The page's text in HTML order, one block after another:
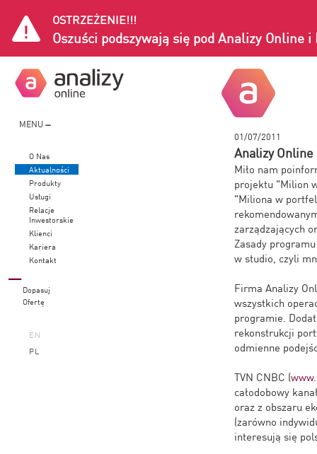
OSTRZEŻENIE!!!
Oszuści podszywają się pod Analizy Online i
MENU
O Nas
Aktualności
Produkty
Usługi
Relacje
Inwestorskie
Klienci
Kariera
Kontakt
Dopasuj
Ofertę
EN
PL
01/07/2011
Analizy
Miło nam
projektu "Milion
"Miliona w
zarządzających
Zasady
w studio, czyli
Firma Analizy
wszystkich
programie.
rekonstrukcji
odmienne
TVN CNBC (
całodobowy
oraz z obszaru
(zarówno
interesują się